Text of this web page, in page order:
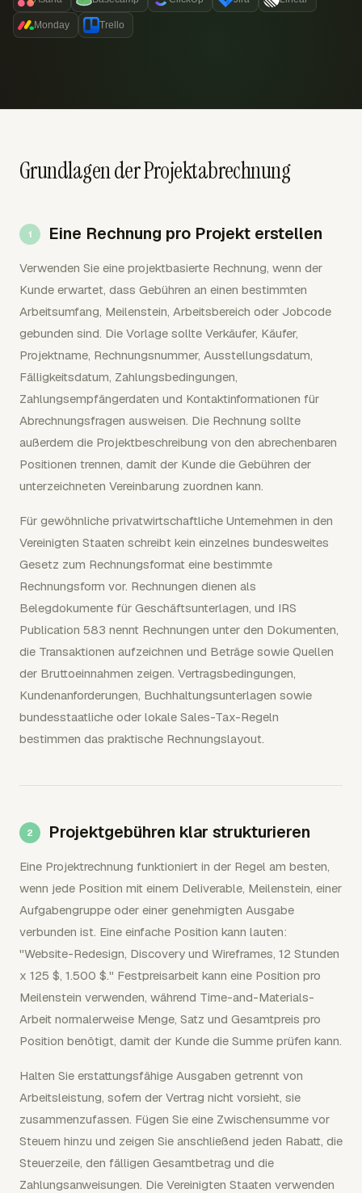
Monday Trello
Grundlagen der Projektabrechnung
Eine Rechnung pro Projekt erstellen
Verwenden Sie eine projektbasierte Rechnung, wenn der
Kunde erwartet, dass Gebühren an einen bestimmten
Arbeitsumfang, Meilenstein, Arbeitsbereich oder Jobcode
gebunden sind. Die Vorlage sollte Verkäufer, Käufer,
Projektname, Rechnungsnummer, Ausstellungsdatum,
Fälligkeitsdatum, Zahlungsbedingungen,
Zahlungsempfängerdaten und Kontaktinformationen für
Abrechnungsfragen ausweisen. Die Rechnung sollte
außerdem die Projektbeschreibung von den abrechenbaren
Positionen trennen, damit der Kunde die Gebühren der
unterzeichneten Vereinbarung zuordnen kann.
Für gewöhnliche privatwirtschaftliche Unternehmen in den
Vereinigten Staaten schreibt kein einzelnes bundesweites
Gesetz zum Rechnungsformat eine bestimmte
Rechnungsform vor. Rechnungen dienen als
Belegdokumente für Geschäftsunterlagen, und IRS
Publication 583 nennt Rechnungen unter den Dokumenten,
die Transaktionen aufzeichnen und Beträge sowie Quellen
der Bruttoeinnahmen zeigen. Vertragsbedingungen,
Kundenanforderungen, Buchhaltungsunterlagen sowie
bundesstaatliche oder lokale Sales-Tax-Regeln
bestimmen das praktische Rechnungslayout.
Projektgebühren klar strukturieren
Eine Projektrechnung funktioniert in der Regel am besten,
wenn jede Position mit einem Deliverable, Meilenstein, einer
Aufgabengruppe oder einer genehmigten Ausgabe
verbunden ist. Eine einfache Position kann lauten:
"Website-Redesign, Discovery und Wireframes, 12 Stunden
x 125 $, 1.500 $." Festpreisarbeit kann eine Position pro
Meilenstein verwenden, während Time-and-Materials-
Arbeit normalerweise Menge, Satz und Gesamtpreis pro
Position benötigt, damit der Kunde die Summe prüfen kann.
Halten Sie erstattungsfähige Ausgaben getrennt von
Arbeitsleistung, sofern der Vertrag nicht vorsieht, sie
zusammenzufassen. Fügen Sie eine Zwischensumme vor
Steuern hinzu und zeigen Sie anschließend jeden Rabatt, die
Steuerzeile, den fälligen Gesamtbetrag und die
Zahlungsanweisungen. Die Vereinigten Staaten verwenden